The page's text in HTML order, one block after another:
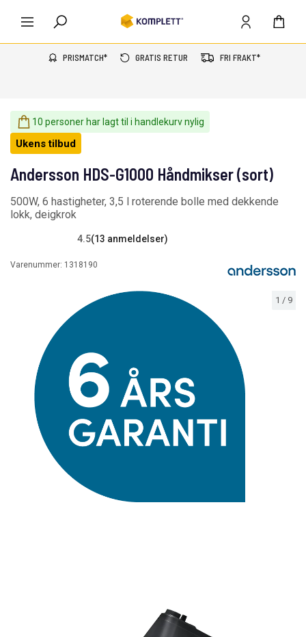
PRISMATCH* GRATIS RETUR FRI FRAKT*
10 personer har lagt til i handlekurv nylig
1 / 9
Ukens tilbud
Andersson HDS-G1000 Håndmikser (sort)
500W, 6 hastigheter, 3,5 l roterende bolle med dekkende
lokk, deigkrok
4.5(13 anmeldelser)
Varenummer: 1318190